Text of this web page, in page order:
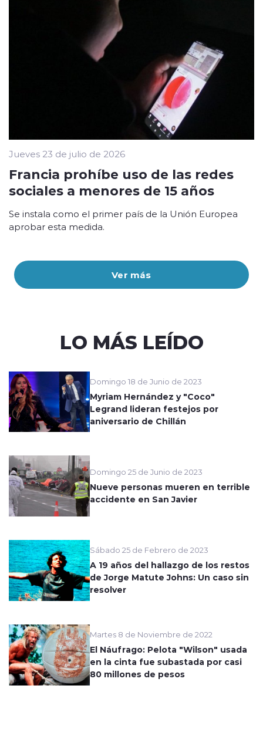
Ver más
Jueves 23 de julio de 2026
Francia prohíbe uso de las redes
sociales a menores de 15 años
Se instala como el primer país de la Unión Europea
aprobar esta medida.
LO MÁS LEÍDO
Domingo 18 de Junio de 2023
Myriam Hernández y "Coco"
Legrand lideran festejos por
aniversario de Chillán
Domingo 25 de Junio de 2023
Nueve personas mueren en terrible
accidente en San Javier
Sábado 25 de Febrero de 2023
A 19 años del hallazgo de los restos
de Jorge Matute Johns: Un caso sin
resolver
Martes 8 de Noviembre de 2022
El Náufrago: Pelota "Wilson" usada
en la cinta fue subastada por casi
80 millones de pesos